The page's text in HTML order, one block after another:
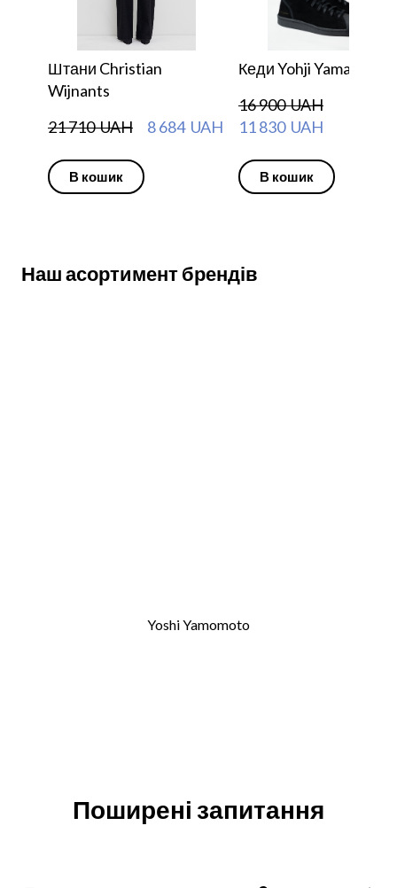
Штани Christian
Wijnants
21 710  UAH
8 684  UAH
В кошик
Кеди Yohji Yamamoto
16 900  UAH
11 830  UAH
В кошик
Наш асортимент брендів
Yoshi Yamomoto
Поширені запитання